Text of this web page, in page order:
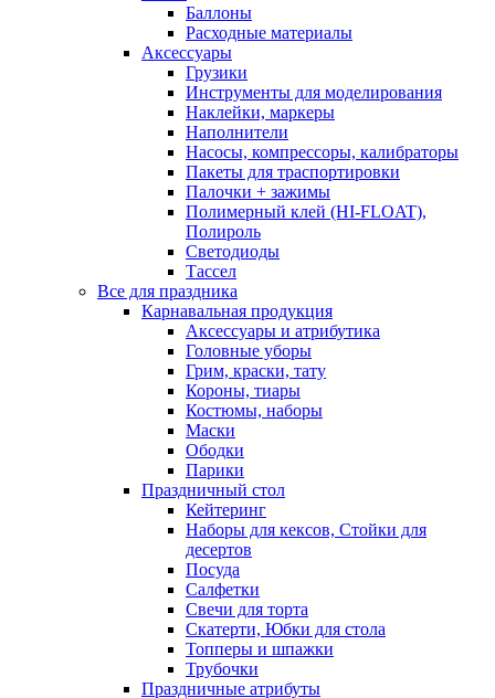
Баллоны
Расходные материалы
Аксессуары
Грузики
Инструменты для моделирования
Наклейки, маркеры
Наполнители
Насосы, компрессоры, калибраторы
Пакеты для траспортировки
Палочки + зажимы
Полимерный клей (HI-FLOAT),
Полироль
Светодиоды
Тассел
Все для праздника
Карнавальная продукция
Аксессуары и атрибутика
Головные уборы
Грим, краски, тату
Короны, тиары
Костюмы, наборы
Маски
Ободки
Парики
Праздничный стол
Кейтеринг
Наборы для кексов, Стойки для
десертов
Посуда
Салфетки
Свечи для торта
Скатерти, Юбки для стола
Топперы и шпажки
Трубочки
Праздничные атрибуты